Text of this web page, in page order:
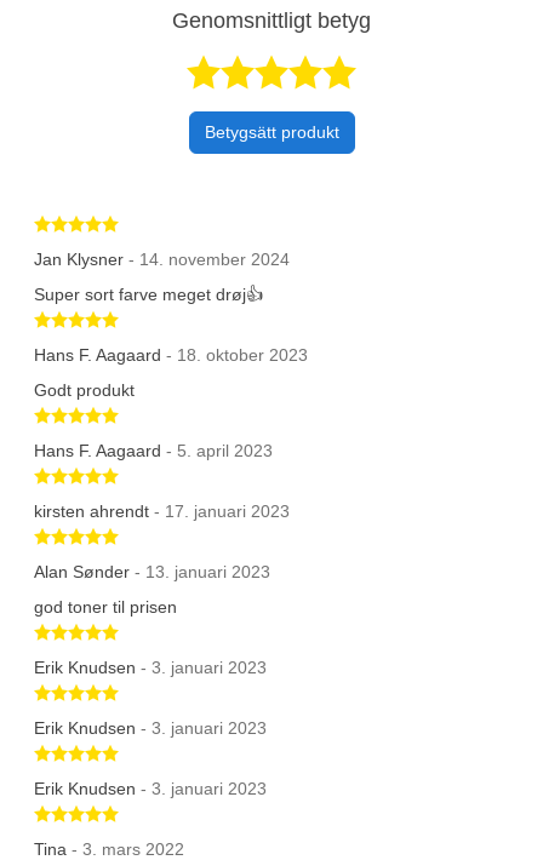
Genomsnittligt betyg
Betygsatt 5 av
Betygsätt produkt
Betygsatt 5 av 5 stjärnor
Jan Klysner - 14. november 2024
Super sort farve meget drøj👍
Betygsatt 5 av 5 stjärnor
Hans F. Aagaard - 18. oktober 2023
Godt produkt
Betygsatt 5 av 5 stjärnor
Hans F. Aagaard - 5. april 2023
Betygsatt 5 av 5 stjärnor
kirsten ahrendt - 17. januari 2023
Betygsatt 5 av 5 stjärnor
Alan Sønder - 13. januari 2023
god toner til prisen
Betygsatt 5 av 5 stjärnor
Erik Knudsen - 3. januari 2023
Betygsatt 5 av 5 stjärnor
Erik Knudsen - 3. januari 2023
Betygsatt 5 av 5 stjärnor
Erik Knudsen - 3. januari 2023
Betygsatt 5 av 5 stjärnor
Tina - 3. mars 2022